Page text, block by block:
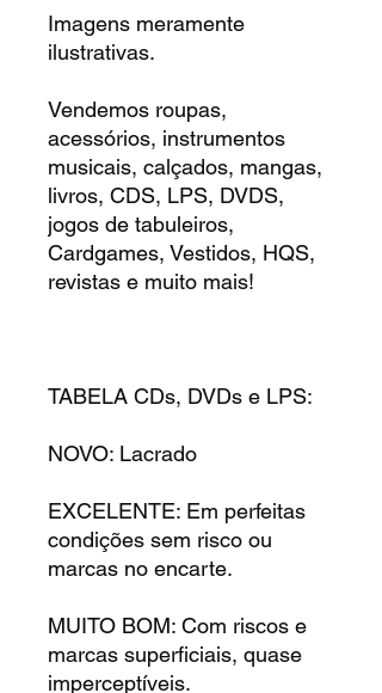
Imagens meramente
ilustrativas.
Vendemos roupas,
acessórios, instrumentos
musicais, calçados, mangas,
livros, CDS, LPS, DVDS,
jogos de tabuleiros,
Cardgames, Vestidos, HQS,
revistas e muito mais!
TABELA CDs, DVDs e LPS:
NOVO: Lacrado
EXCELENTE: Em perfeitas
condições sem risco ou
marcas no encarte.
MUITO BOM: Com riscos e
marcas superficiais, quase
imperceptíveis.